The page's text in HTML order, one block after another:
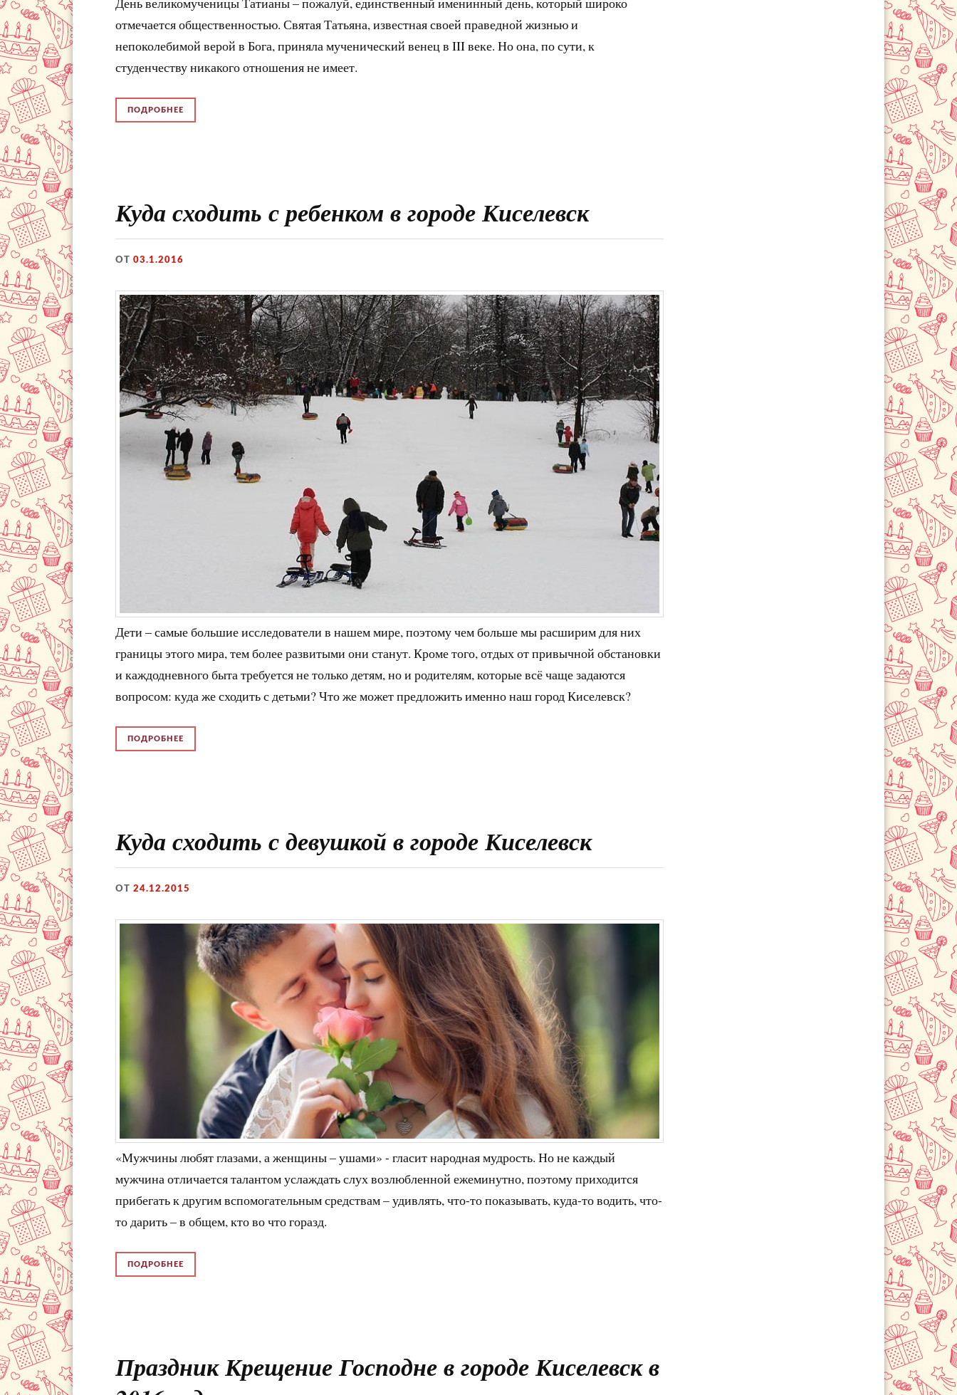
отмечается общественностью. Святая Татьяна, известная своей праведной жизнью и
непоколебимой верой в Бога, приняла мученический венец в III веке. Но она, по сути, к
студенчеству никакого отношения не имеет.
ПОДРОБНЕЕ
Куда сходить с ребенком в городе Киселевск
ОТ 03.1.2016
Дети – самые большие исследователи в нашем мире, поэтому чем больше мы расширим для них
границы этого мира, тем более развитыми они станут. Кроме того, отдых от привычной обстановки
и каждодневного быта требуется не только детям, но и родителям, которые всё чаще задаются
вопросом: куда же сходить с детьми? Что же может предложить именно наш город Киселевск?
ПОДРОБНЕЕ
Куда сходить с девушкой в городе Киселевск
ОТ 24.12.2015
«Мужчины любят глазами, а женщины – ушами» - гласит народная мудрость. Но не каждый
мужчина отличается талантом услаждать слух возлюбленной ежеминутно, поэтому приходится
прибегать к другим вспомогательным средствам – удивлять, что-то показывать, куда-то водить, что-
то дарить – в общем, кто во что горазд.
ПОДРОБНЕЕ
Праздник Крещение Господне в городе Киселевск в